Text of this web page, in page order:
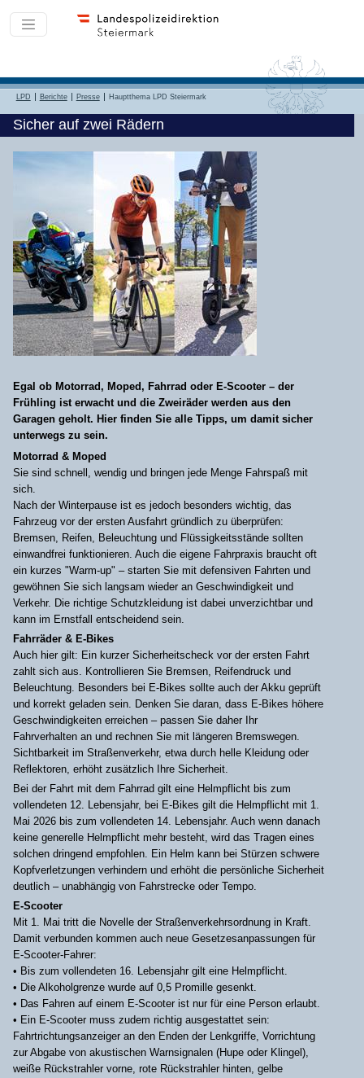
LPD Berichte Presse Hauptthema LPD Steiermark
Sicher auf zwei Rädern
Egal ob Motorrad, Moped, Fahrrad oder E-Scooter – der
Frühling ist erwacht und die Zweiräder werden aus den
Garagen geholt. Hier finden Sie alle Tipps, um damit sicher
unterwegs zu sein.
Motorrad & Moped
Sie sind schnell, wendig und bringen jede Menge Fahrspaß mit
sich.
Nach der Winterpause ist es jedoch besonders wichtig, das
Fahrzeug vor der ersten Ausfahrt gründlich zu überprüfen:
Bremsen, Reifen, Beleuchtung und Flüssigkeitsstände sollten
einwandfrei funktionieren. Auch die eigene Fahrpraxis braucht oft
ein kurzes "Warm-up" – starten Sie mit defensiven Fahrten und
gewöhnen Sie sich langsam wieder an Geschwindigkeit und
Verkehr. Die richtige Schutzkleidung ist dabei unverzichtbar und
kann im Ernstfall entscheidend sein.
Fahrräder & E-Bikes
Auch hier gilt: Ein kurzer Sicherheitscheck vor der ersten Fahrt
zahlt sich aus. Kontrollieren Sie Bremsen, Reifendruck und
Beleuchtung. Besonders bei E-Bikes sollte auch der Akku geprüft
und korrekt geladen sein. Denken Sie daran, dass E-Bikes höhere
Geschwindigkeiten erreichen – passen Sie daher Ihr
Fahrverhalten an und rechnen Sie mit längeren Bremswegen.
Sichtbarkeit im Straßenverkehr, etwa durch helle Kleidung oder
Reflektoren, erhöht zusätzlich Ihre Sicherheit.
Bei der Fahrt mit dem Fahrrad gilt eine Helmpflicht bis zum
vollendeten 12. Lebensjahr, bei E-Bikes gilt die Helmpflicht mit 1.
Mai 2026 bis zum vollendeten 14. Lebensjahr. Auch wenn danach
keine generelle Helmpflicht mehr besteht, wird das Tragen eines
solchen dringend empfohlen. Ein Helm kann bei Stürzen schwere
Kopfverletzungen verhindern und erhöht die persönliche Sicherheit
deutlich – unabhängig von Fahrstrecke oder Tempo.
E-Scooter
Mit 1. Mai tritt die Novelle der Straßenverkehrsordnung in Kraft.
Damit verbunden kommen auch neue Gesetzesanpassungen für
E-Scooter-Fahrer:
• Bis zum vollendeten 16. Lebensjahr gilt eine Helmpflicht.
• Die Alkoholgrenze wurde auf 0,5 Promille gesenkt.
• Das Fahren auf einem E-Scooter ist nur für eine Person erlaubt.
• Ein E-Scooter muss zudem richtig ausgestattet sein:
Fahrtrichtungsanzeiger an den Enden der Lenkgriffe, Vorrichtung
zur Abgabe von akustischen Warnsignalen (Hupe oder Klingel),
weiße Rückstrahler vorne, rote Rückstrahler hinten, gelbe